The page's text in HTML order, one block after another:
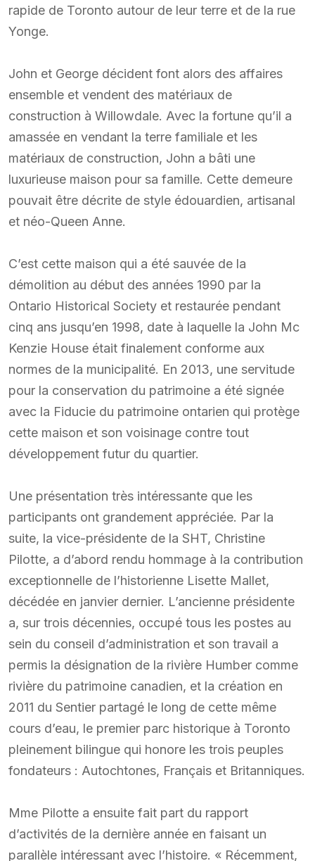
rapide de Toronto autour de leur terre et de la rue
Yonge.
John et George décident font alors des affaires
ensemble et vendent des matériaux de
construction à Willowdale. Avec la fortune qu’il a
amassée en vendant la terre familiale et les
matériaux de construction, John a bâti une
luxurieuse maison pour sa famille. Cette demeure
pouvait être décrite de style édouardien, artisanal
et néo-Queen Anne.
C’est cette maison qui a été sauvée de la
démolition au début des années 1990 par la
Ontario Historical Society et restaurée pendant
cinq ans jusqu’en 1998, date à laquelle la John Mc
Kenzie House était finalement conforme aux
normes de la municipalité. En 2013, une servitude
pour la conservation du patrimoine a été signée
avec la Fiducie du patrimoine ontarien qui protège
cette maison et son voisinage contre tout
développement futur du quartier.
Une présentation très intéressante que les
participants ont grandement appréciée. Par la
suite, la vice-présidente de la SHT, Christine
Pilotte, a d’abord rendu hommage à la contribution
exceptionnelle de l’historienne Lisette Mallet,
décédée en janvier dernier. L’ancienne présidente
a, sur trois décennies, occupé tous les postes au
sein du conseil d’administration et son travail a
permis la désignation de la rivière Humber comme
rivière du patrimoine canadien, et la création en
2011 du Sentier partagé le long de cette même
cours d’eau, le premier parc historique à Toronto
pleinement bilingue qui honore les trois peuples
fondateurs : Autochtones, Français et Britanniques.
Mme Pilotte a ensuite fait part du rapport
d’activités de la dernière année en faisant un
parallèle intéressant avec l’histoire. « Récemment,